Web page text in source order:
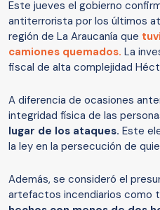
Este jueves el gobierno
antiterrorista por los últimos
región de La Araucanía que
camiones quemados. La
fiscal de alta complejidad
A diferencia de ocasiones
integridad física de las
lugar de los ataques. Este
la ley en la persecución de
Además, se consideró el
artefactos incendiarios como